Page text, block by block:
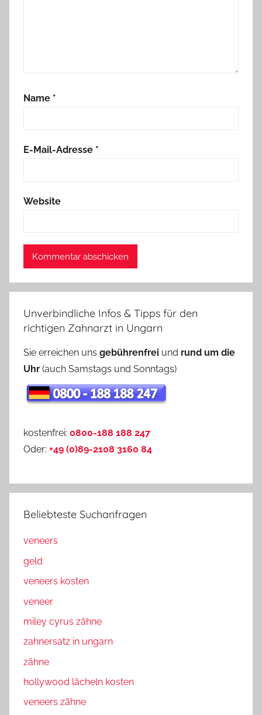
Name *
E-Mail-Adresse *
Website
Unverbindliche Infos & Tipps für den
richtigen Zahnarzt in Ungarn
Sie erreichen uns gebührenfrei und rund um die
Uhr (auch Samstags und Sonntags)
kostenfrei: 0800-188 188 247
Oder: +49 (0)89-2108 3160 84
Beliebteste Suchanfragen
veneers
geld
veneers kosten
veneer
miley cyrus zähne
zahnersatz in ungarn
zähne
hollywood lächeln kosten
veneers zähne